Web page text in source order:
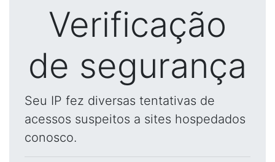
Verificação
de segurança
Seu IP fez diversas tentativas de
acessos suspeitos a sites hospedados
conosco.